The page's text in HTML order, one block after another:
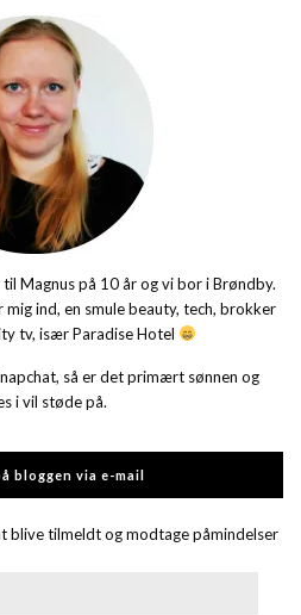
Magnus på 10 år og vi bor i Brøndby.
ind, en smule beauty, tech, brokker
tv, især Paradise Hotel
så er det primært sønnen og
i vil støde på.
bloggen via e-mail
blive tilmeldt og modtage påmindelser